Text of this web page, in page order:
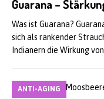
Guarana –
Was ist Guarana?
sich als rankender
Indianern die Wirkung
ANTI-AGING